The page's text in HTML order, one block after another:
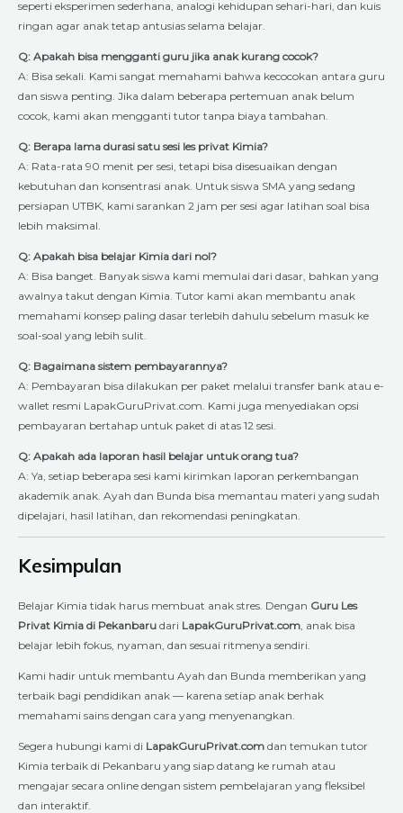
seperti eksperimen sederhana, analogi kehidupan sehari-hari, dan kuis
ringan agar anak tetap antusias selama belajar.
Q: Apakah bisa mengganti guru jika anak kurang cocok?
A: Bisa sekali. Kami sangat memahami bahwa kecocokan antara guru
dan siswa penting. Jika dalam beberapa pertemuan anak belum
cocok, kami akan mengganti tutor tanpa biaya tambahan.
Q: Berapa lama durasi satu sesi les privat Kimia?
A: Rata-rata 90 menit per sesi, tetapi bisa disesuaikan dengan
kebutuhan dan konsentrasi anak. Untuk siswa SMA yang sedang
persiapan UTBK, kami sarankan 2 jam per sesi agar latihan soal bisa
lebih maksimal.
Q: Apakah bisa belajar Kimia dari nol?
A: Bisa banget. Banyak siswa kami memulai dari dasar, bahkan yang
awalnya takut dengan Kimia. Tutor kami akan membantu anak
memahami konsep paling dasar terlebih dahulu sebelum masuk ke
soal-soal yang lebih sulit.
Q: Bagaimana sistem pembayarannya?
A: Pembayaran bisa dilakukan per paket melalui transfer bank atau e-
wallet resmi LapakGuruPrivat.com. Kami juga menyediakan opsi
pembayaran bertahap untuk paket di atas 12 sesi.
Q: Apakah ada laporan hasil belajar untuk orang tua?
A: Ya, setiap beberapa sesi kami kirimkan laporan perkembangan
akademik anak. Ayah dan Bunda bisa memantau materi yang sudah
dipelajari, hasil latihan, dan rekomendasi peningkatan.
Kesimpulan
Belajar Kimia tidak harus membuat anak stres. Dengan Guru Les
Privat Kimia di Pekanbaru dari LapakGuruPrivat.com , anak bisa
belajar lebih fokus, nyaman, dan sesuai ritmenya sendiri.
Kami hadir untuk membantu Ayah dan Bunda memberikan yang
terbaik bagi pendidikan anak — karena setiap anak berhak
memahami sains dengan cara yang menyenangkan.
Segera hubungi kami di LapakGuruPrivat.com dan temukan tutor
Kimia terbaik di Pekanbaru yang siap datang ke rumah atau
mengajar secara online dengan sistem pembelajaran yang fleksibel
dan interaktif.